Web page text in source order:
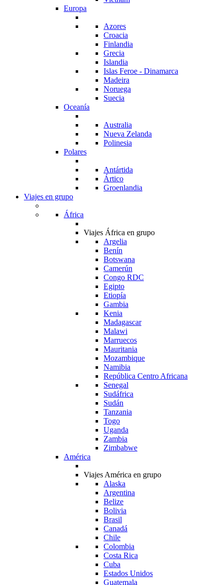
Europa
Azores
Croacia
Finlandia
Grecia
Islandia
Islas Feroe - Dinamarca
Madeira
Noruega
Suecia
Oceanía
Australia
Nueva Zelanda
Polinesia
Polares
Antártida
Ártico
Groenlandia
Viajes en grupo
África
Viajes África en grupo
Argelia
Benín
Botswana
Camerún
Congo RDC
Egipto
Etiopía
Gambia
Kenia
Madagascar
Malawi
Marruecos
Mauritania
Mozambique
Namibia
República Centro Africana
Senegal
Sudáfrica
Sudán
Tanzania
Togo
Uganda
Zambia
Zimbabwe
América
Viajes América en grupo
Alaska
Argentina
Belize
Bolivia
Brasil
Canadá
Chile
Colombia
Costa Rica
Cuba
Estados Unidos
Guatemala